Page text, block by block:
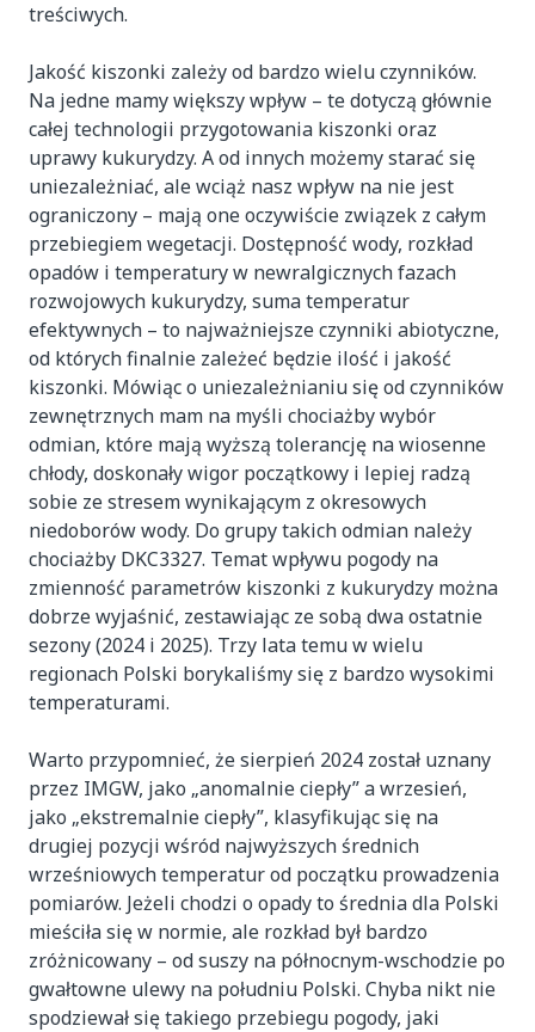
treściwych.
Jakość kiszonki zależy od bardzo wielu czynników.
Na jedne mamy większy wpływ – te dotyczą głównie
całej technologii przygotowania kiszonki oraz
uprawy kukurydzy. A od innych możemy starać się
uniezależniać, ale wciąż nasz wpływ na nie jest
ograniczony – mają one oczywiście związek z całym
przebiegiem wegetacji. Dostępność wody, rozkład
opadów i temperatury w newralgicznych fazach
rozwojowych kukurydzy, suma temperatur
efektywnych – to najważniejsze czynniki abiotyczne,
od których finalnie zależeć będzie ilość i jakość
kiszonki. Mówiąc o uniezależnianiu się od czynników
zewnętrznych mam na myśli chociażby wybór
odmian, które mają wyższą tolerancję na wiosenne
chłody, doskonały wigor początkowy i lepiej radzą
sobie ze stresem wynikającym z okresowych
niedoborów wody. Do grupy takich odmian należy
chociażby DKC3327. Temat wpływu pogody na
zmienność parametrów kiszonki z kukurydzy można
dobrze wyjaśnić, zestawiając ze sobą dwa ostatnie
sezony (2024 i 2025). Trzy lata temu w wielu
regionach Polski borykaliśmy się z bardzo wysokimi
temperaturami.
Warto przypomnieć, że sierpień 2024 został uznany
przez IMGW, jako „anomalnie ciepły” a wrzesień,
jako „ekstremalnie ciepły”, klasyfikując się na
drugiej pozycji wśród najwyższych średnich
wrześniowych temperatur od początku prowadzenia
pomiarów. Jeżeli chodzi o opady to średnia dla Polski
mieściła się w normie, ale rozkład był bardzo
zróżnicowany – od suszy na północnym-wschodzie po
gwałtowne ulewy na południu Polski. Chyba nikt nie
spodziewał się takiego przebiegu pogody, jaki